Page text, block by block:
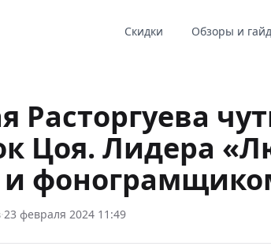
Скидки Обзоры и
Расторгуева
Цоя. Лидера
и
·23 февраля 2024 11:49